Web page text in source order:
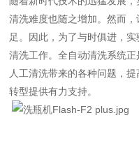
清洗难度也随之增加。然而
足。因此，为了与时俱进，
清洗工作。全自动清洗系统
人工清洗带来的各种问题，
转型提供有力支持。